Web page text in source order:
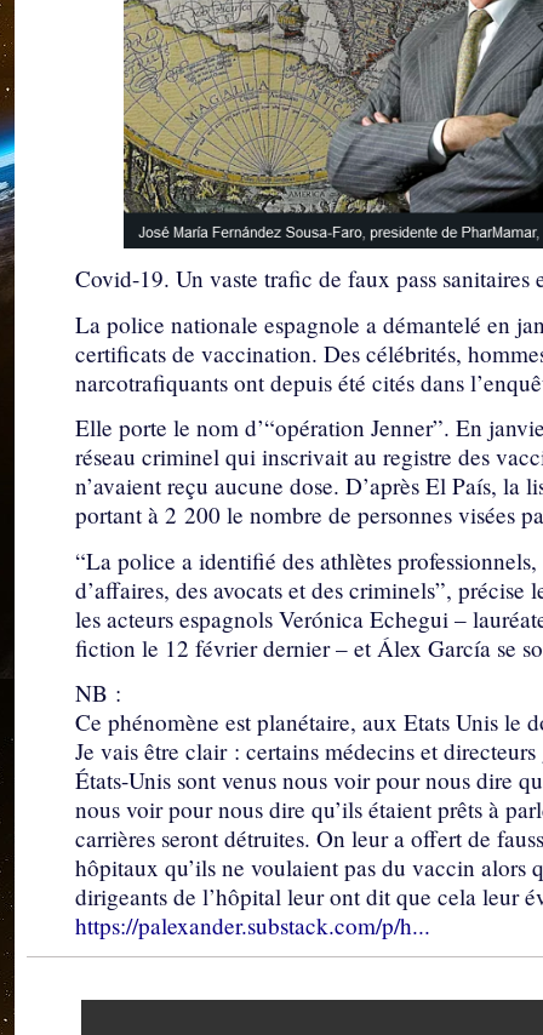
Covid-19. ​Un vaste trafic de faux pass
La police nationale espagnole a démantelé en
certificats de vaccination. Des célébrités,
narcotrafiquants ont depuis été cités dans
Elle porte le nom d’“opération Jenner”. En
réseau criminel qui inscrivait au registre des
n’avaient reçu aucune dose. D’après El País, la
portant à 2 200 le nombre de personnes visées
“La police a identifié des athlètes
d’affaires, des avocats et des criminels”,
les acteurs espagnols Verónica Echegui –
fiction le 12 février dernier – et Álex García se
NB :
Ce phénomène est planétaire, aux Etats Unis le
Je vais être clair : certains médecins et
États-Unis sont venus nous voir pour nous dire
nous voir pour nous dire qu’ils étaient prêts à
carrières seront détruites. On leur a offert de
hôpitaux qu’ils ne voulaient pas du vaccin alors
dirigeants de l’hôpital leur ont dit que cela leur
https://palexander.substack.com/p/h...